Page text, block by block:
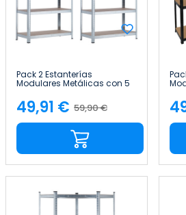
Pack 2 Estanterías
Modulares Metálicas con 5
Thinia Home
Precio
base
59,90 €
Precio
49,91 €